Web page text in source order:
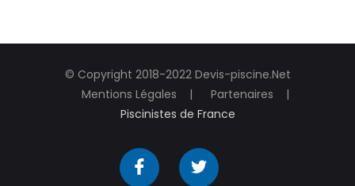
© Copyright 2018-2022 Devis-piscine.Net
Mentions Légales
Partenaires
Piscinistes de France